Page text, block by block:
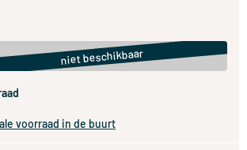
niet beschikbaar
voorraad in de buurt